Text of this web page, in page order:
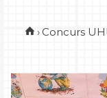
› Concurs